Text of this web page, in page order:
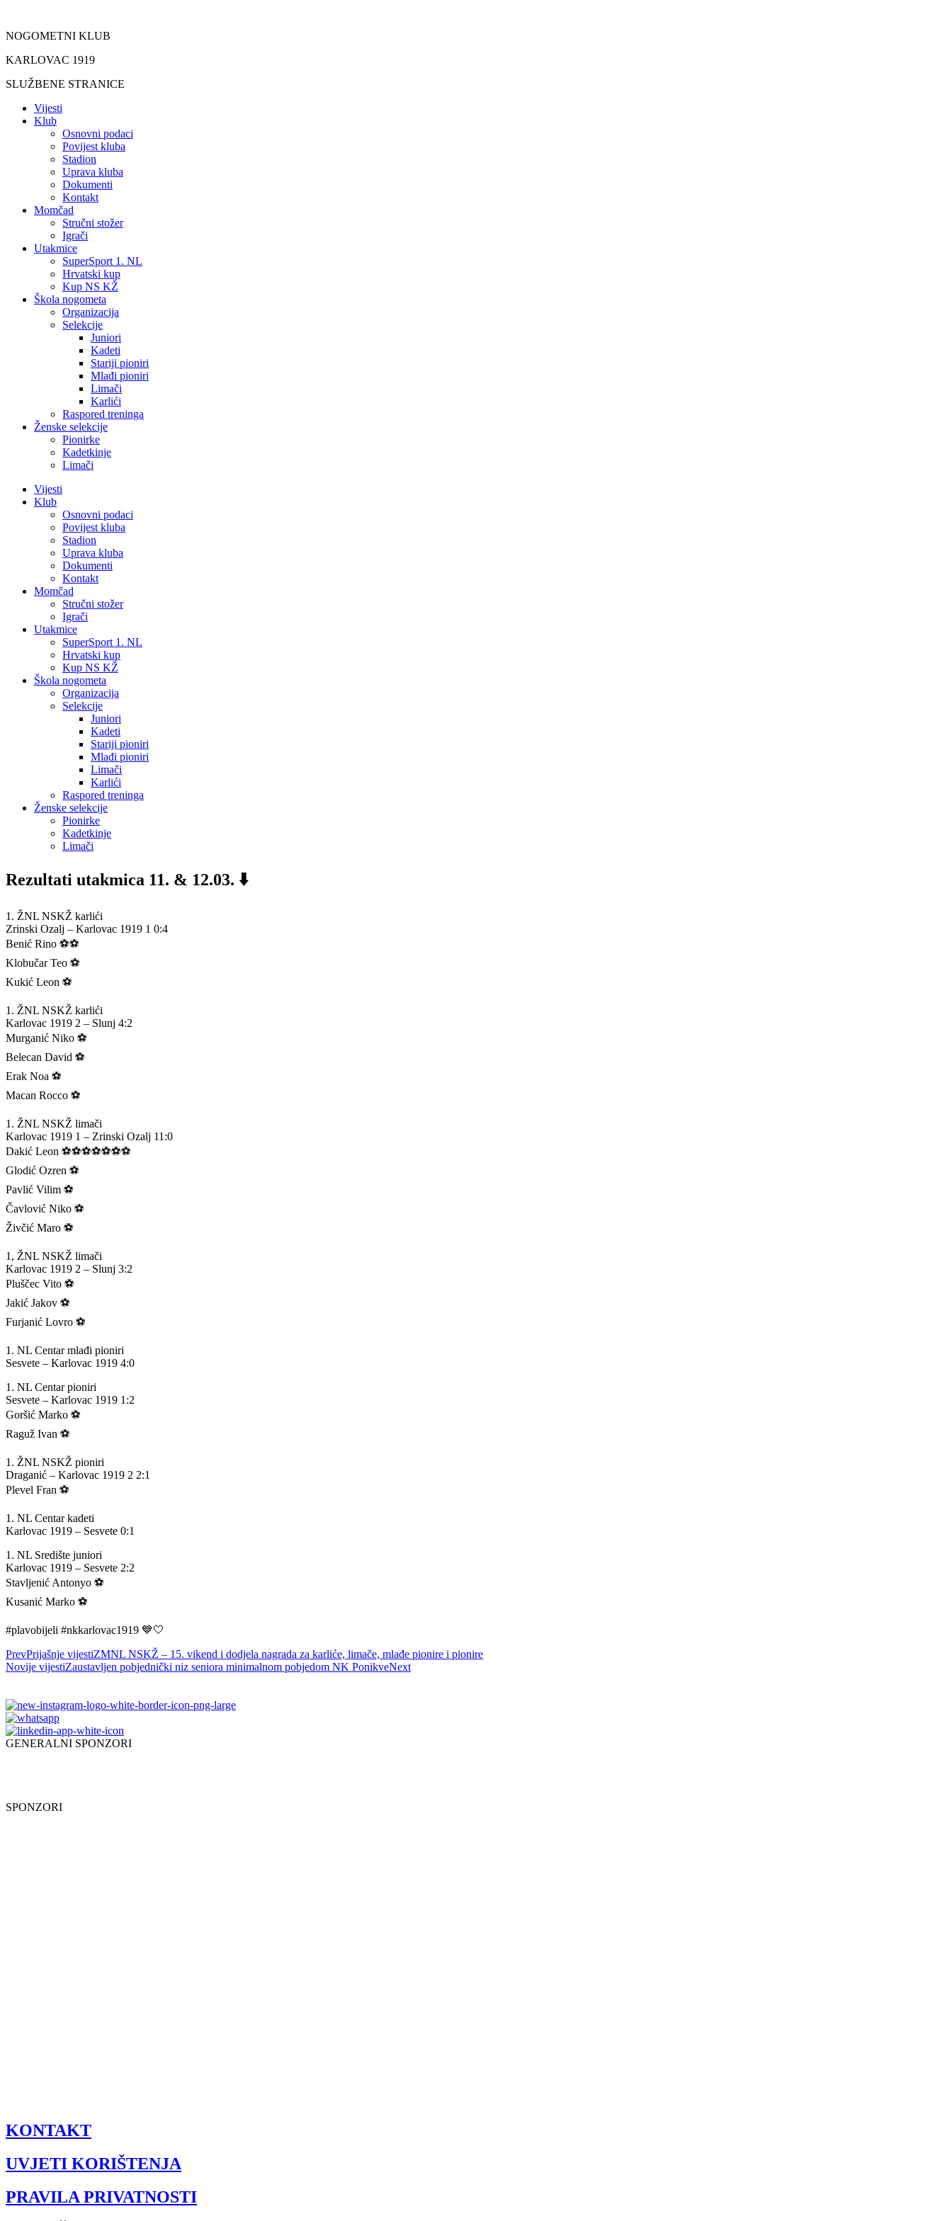
sadržaj
NOGOMETNI KLUB
KARLOVAC 1919
SLUŽBENE STRANICE
Vijesti
Klub
Osnovni podaci
Povijest kluba
Stadion
Uprava kluba
Dokumenti
Kontakt
Momčad
Stručni stožer
Igrači
Utakmice
SuperSport 1. NL
Hrvatski kup
Kup NS KŽ
Škola nogometa
Organizacija
Selekcije
Juniori
Kadeti
Stariji pioniri
Mlađi pioniri
Limači
Karlići
Raspored treninga
Ženske selekcije
Pionirke
Kadetkinje
Limači
Vijesti
Klub
Osnovni podaci
Povijest kluba
Stadion
Uprava kluba
Dokumenti
Kontakt
Momčad
Stručni stožer
Igrači
Utakmice
SuperSport 1. NL
Hrvatski kup
Kup NS KŽ
Škola nogometa
Organizacija
Selekcije
Juniori
Kadeti
Stariji pioniri
Mlađi pioniri
Limači
Karlići
Raspored treninga
Ženske selekcije
Pionirke
Kadetkinje
Limači
Rezultati utakmica 11. & 12.03. ⬇️
1. ŽNL NSKŽ karlići
Zrinski Ozalj – Karlovac 1919 1 0:4
Benić Rino ⚽️⚽️
Klobučar Teo ⚽️
Kukić Leon ⚽️
1. ŽNL NSKŽ karlići
Karlovac 1919 2 – Slunj 4:2
Murganić Niko ⚽️
Belecan David ⚽️
Erak Noa ⚽️
Macan Rocco ⚽️
1. ŽNL NSKŽ limači
Karlovac 1919 1 – Zrinski Ozalj 11:0
Dakić Leon ⚽️⚽️⚽️⚽️⚽️⚽️⚽️
Glodić Ozren ⚽️
Pavlić Vilim ⚽️
Čavlović Niko ⚽️
Živčić Maro ⚽️
1, ŽNL NSKŽ limači
Karlovac 1919 2 – Slunj 3:2
Pluščec Vito ⚽️
Jakić Jakov ⚽️
Furjanić Lovro ⚽️
1. NL Centar mlađi pioniri
Sesvete – Karlovac 1919 4:0
1. NL Centar pioniri
Sesvete – Karlovac 1919 1:2
Goršić Marko ⚽️
Raguž Ivan ⚽️
1. ŽNL NSKŽ pioniri
Draganić – Karlovac 1919 2 2:1
Plevel Fran ⚽️
1. NL Centar kadeti
Karlovac 1919 – Sesvete 0:1
1. NL Središte juniori
Karlovac 1919 – Sesvete 2:2
Stavljenić Antonyo ⚽️
Kusanić Marko ⚽️
#plavobijeli #nkkarlovac1919 💙🤍
PrevPrijašnje vijestiZMNL NSKŽ – 15. vikend i dodjela nagrada za karliće, limače, mlađe pionire i pionire
Novije vijestiZaustavljen pobjednički niz seniora minimalnom pobjedom NK PonikveNext
GENERALNI SPONZORI
SPONZORI
KONTAKT
UVJETI KORIŠTENJA
PRAVILA PRIVATNOSTI